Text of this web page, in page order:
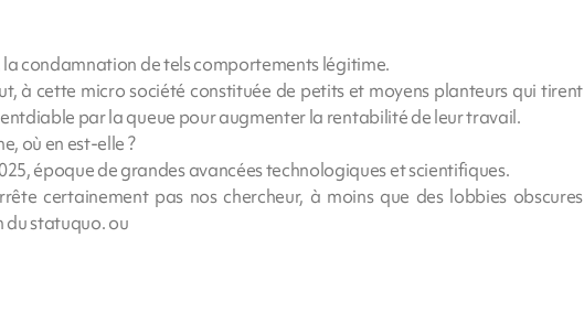
la condamnation de tels comportements légitime.
à cette micro société constituée de petits et moyens planteurs qui tirent
par la queue pour augmenter la rentabilité de leur travail.
où en est-elle ?
époque de grandes avancées technologiques et scientifiques.
certainement pas nos chercheur, à moins que des lobbies obscures
du statuquo. ou